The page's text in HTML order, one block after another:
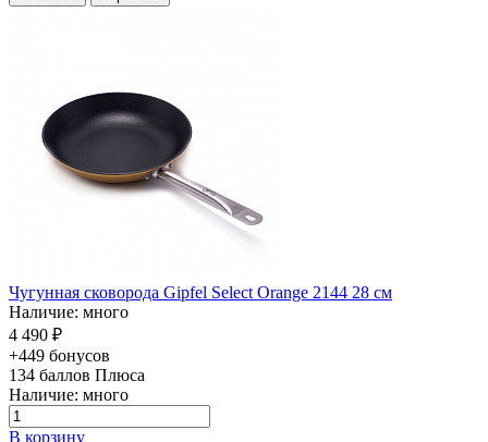
Чугунная сковорода Gipfel Select Orange 2144 28 см
Наличие: много
4 490 ₽
+449 бонусов
134 баллов Плюса
Наличие: много
В корзину